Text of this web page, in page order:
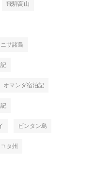
飛騨高山
ニサ諸島
オマンダ宿泊記
ビンタン島
ユタ州